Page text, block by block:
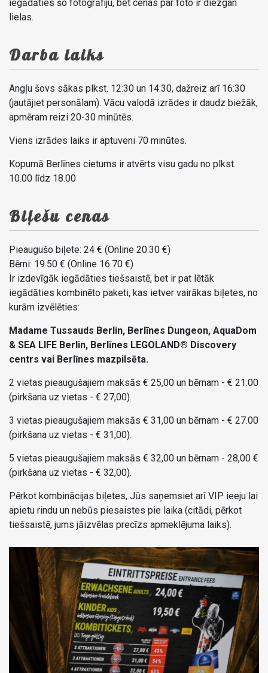
iegādāties šo fotogrāfiju, bet cenas par foto ir diezgan
lielas.
Darba laiks
Angļu šovs sākas plkst. 12:30 un 14:30, dažreiz arī 16:30
(jautājiet personālam). Vācu valodā izrādes ir daudz biežāk,
apmēram reizi 20-30 minūtēs.
Viens izrādes laiks ir aptuveni 70 minūtes.
Kopumā Berlīnes cietums ir atvērts visu gadu no plkst.
10.00 līdz 18.00
Biļešu cenas
Pieaugušo biļete: 24 € (Online 20.30 €)
Bērni: 19.50 € (Online 16.70 €)
Ir izdevīgāk iegādāties tiešsaistē, bet ir pat lētāk
iegādāties kombinēto paketi, kas ietver vairākas biļetes, no
kurām izvēlēties:
Madame Tussauds Berlin, Berlīnes Dungeon, AquaDom
& SEA LIFE Berlin, Berlīnes LEGOLAND® Discovery
centrs vai Berlīnes mazpilsēta.
2 vietas pieaugušajiem maksās € 25,00 un bērnam - € 21.00
(pirkšana uz vietas - € 27,00).
3 vietas pieaugušajiem maksās € 31,00 un bērnam - € 27.00
(pirkšana uz vietas - € 31,00).
5 vietas pieaugušajiem maksās € 32,00 un bērnam - 28,00 €
(pirkšana uz vietas - € 32,00).
Pērkot kombinācijas biļetes, Jūs saņemsiet arī VIP ieeju lai
apietu rindu un nebūs piesaistes pie laika (citādi, pērkot
tiešsaistē, jums jāizvēlas precīzs apmeklējuma laiks).